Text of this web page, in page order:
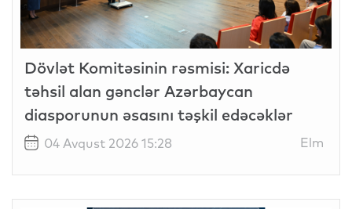
Dövlət Komitəsinin rəsmisi: Xaricdə
təhsil alan gənclər Azərbaycan
diasporunun əsasını təşkil edəcəklər
04 Avqust 2026 15:28 Elm